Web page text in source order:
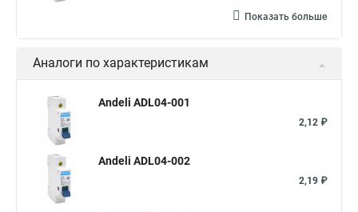
Показать больше
Аналоги по характеристикам
Andeli ADL04-001
2,12 ₽
Andeli ADL04-002
2,19 ₽